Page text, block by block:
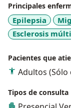
Principales
Epilepsia
Esclerosis
Pacientes que
Adultos
Tipos de consulta